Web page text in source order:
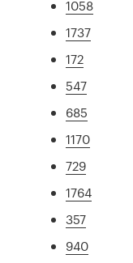
1058
1737
172
547
685
1170
729
1764
357
940